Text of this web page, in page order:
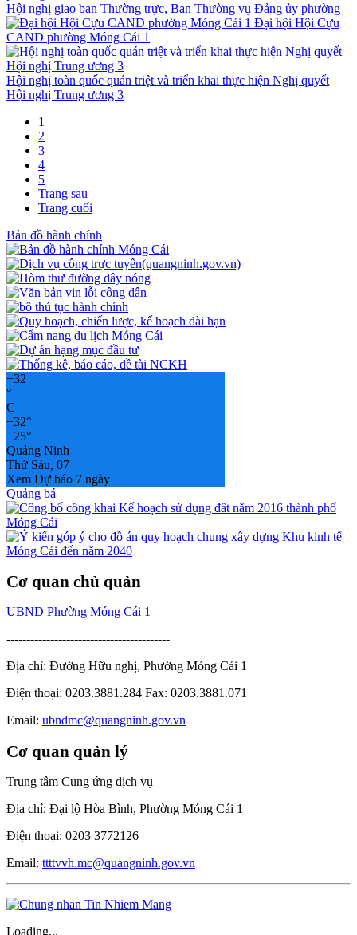
Hội nghị giao ban Thường trực, Ban Thường vụ Đảng ủy phường
Đại hội Hội Cựu
CAND phường Móng Cái 1
Hội nghị toàn quốc quán triệt và triển khai thực hiện Nghị quyết
Hội nghị Trung ương 3
1
2
3
4
5
Trang sau
Trang cuối
Bản đồ hành chính
+32
°
C
+32°
+25°
Quảng Ninh
Thứ Sáu, 07
Xem Dự báo 7 ngày
Quảng bá
Cơ quan chủ quản
UBND Phường Móng Cái 1
-----------------------------------------
Địa chỉ: Đường Hữu nghị, Phường Móng Cái 1
Điện thoại: 0203.3881.284 Fax: 0203.3881.071
Email: ubndmc@quangninh.gov.vn
Cơ quan quản lý
Trung tâm Cung ứng dịch vụ
Địa chỉ: Đại lộ Hòa Bình, Phường Móng Cái 1
Điện thoại: 0203 3772126
Email: ttttvvh.mc@quangninh.gov.vn
Loading...